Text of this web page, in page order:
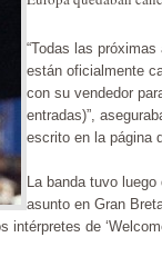
“Todas las
están oficialmente
con su vendedor
entradas)”,
escrito en la página
La banda tuvo
asunto en Gran
intérpretes de